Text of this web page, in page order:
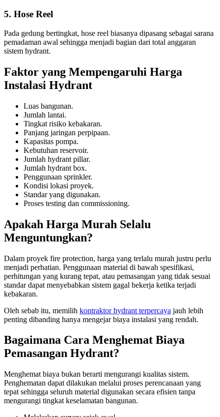
5. Hose Reel
Pada gedung bertingkat, hose reel biasanya dipasang sebagai sarana
pemadaman awal sehingga menjadi bagian dari total anggaran
sistem hydrant.
Faktor yang Mempengaruhi Harga
Instalasi Hydrant
Luas bangunan.
Jumlah lantai.
Tingkat risiko kebakaran.
Panjang jaringan perpipaan.
Kapasitas pompa.
Kebutuhan reservoir.
Jumlah hydrant pillar.
Jumlah hydrant box.
Penggunaan sprinkler.
Kondisi lokasi proyek.
Standar yang digunakan.
Proses testing dan commissioning.
Apakah Harga Murah Selalu
Menguntungkan?
Dalam proyek fire protection, harga yang terlalu murah justru perlu
menjadi perhatian. Penggunaan material di bawah spesifikasi,
perhitungan yang kurang tepat, atau pemasangan yang tidak sesuai
standar dapat menyebabkan sistem gagal bekerja ketika terjadi
kebakaran.
Oleh sebab itu, memilih kontraktor hydrant terpercaya jauh lebih
penting dibanding hanya mengejar biaya instalasi yang rendah.
Bagaimana Cara Menghemat Biaya
Pemasangan Hydrant?
Menghemat biaya bukan berarti mengurangi kualitas sistem.
Penghematan dapat dilakukan melalui proses perencanaan yang
tepat sehingga seluruh material digunakan secara efisien tanpa
mengurangi tingkat keselamatan bangunan.